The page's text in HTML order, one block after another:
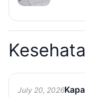
July 20, 2026